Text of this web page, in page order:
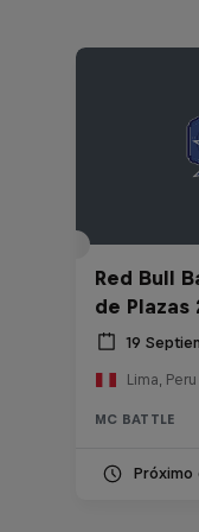
Red Bull
de Plazas
19
Lima, Peru
MC BATTLE
Próximo